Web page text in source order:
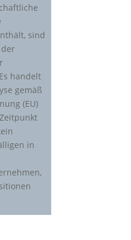
sind
handelt
gemäß
(EU)
in